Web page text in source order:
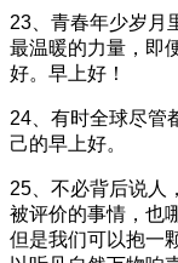
23、青春年少岁月
最温暖的力量，即
好。早上好！
24、有时全球尽管
己的早上好。
25、不必背后说人
被评价的事情，也
但是我们可以抱一